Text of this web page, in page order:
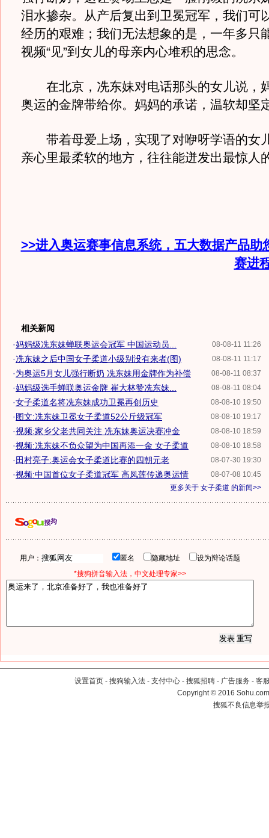
泪水掺杂。从产后复出到卫冕冠军，我们可
经历的艰难；我们无法想象的是，一年多只
视频“见”到女儿的母亲内心堆积的思念。
在北京，冼东妹对电话那头的女儿说，
奥运的金牌带给你。妈妈的承诺，温软却坚
带着母爱上场，实现了对咿呀学语的女
亲心里最柔软的地方，往往能迸发出最惊人
>>进入奥运赛事信息系统，五大数据产品助
赛进
相关新闻
08-08-11 11:26
·妈妈级冼东妹蝉联奥运会冠军 中国运动员...
08-08-11 11:17
·冼东妹之后中国女子柔道小级别没有来者(图)
08-08-11 08:37
·为奥运5月女儿强行断奶 冼东妹用金牌作为补偿
08-08-11 08:04
·妈妈级选手蝉联奥运金牌 崔大林赞冼东妹...
08-08-10 19:50
·女子柔道名将冼东妹成功卫冕再创历史
08-08-10 19:17
·图文:冼东妹卫冕女子柔道52公斤级冠军
08-08-10 18:59
·视频:家乡父老共同关注 冼东妹奥运决赛冲金
08-08-10 18:58
·视频:冼东妹不负众望为中国再添一金 女子柔道
08-07-30 19:30
· 田村亮子:奥运会女子柔道比赛的四朝元老
08-07-08 10:45
·视频:中国首位女子柔道冠军 高凤莲传递奥运情
更多关于 女子柔道 的新闻>>
用户： 匿名 隐藏地址
设为辩论话题
*搜狗拼音输入法，中文处理专家>>
设置首页 - 搜狗输入法 - 支付中心 - 搜狐招聘 - 广告服务 - 客
Copyright©2016
搜狐不良信息举